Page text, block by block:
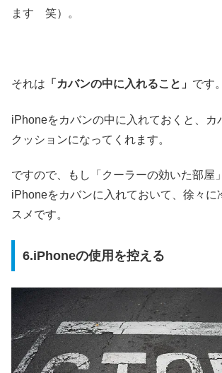
ます 笑）。
それは 「カバンの中に入れること」 です。
iPhoneをカバンの中に入れておくと、カ
クッションになってくれます。
ですので、もし「クーラーの効いた部屋
iPhoneをカバンに入れておいて、徐々に
スメです。
6.iPhoneの使用を控える